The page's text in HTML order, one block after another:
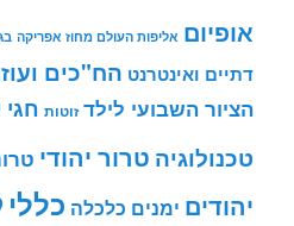
אופיום אליפות העולם מחוז אפריקה
דתיים ואינטרנט הח"כים
הציור השבועי לילד זוטות
טכנולוגיה טרור יהודי
יהודים ימנים כלכלה כללי